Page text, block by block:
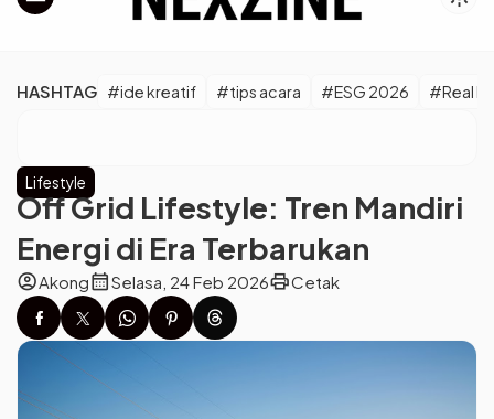
HASHTAG #ide kreatif #tips acara #ESG 2026 #Real
Lifestyle
Off Grid Lifestyle: Tren Mandiri
Energi di Era Terbarukan
account_circleAkongcalendar_monthSelasa, 24 Feb 2026printCetak